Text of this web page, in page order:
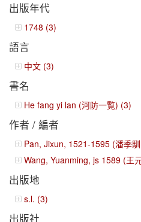
出版年代
1748 (3)
語言
中文 (3)
書名
He fang yi lan (河防一覧) (3)
作者 / 編者
Pan, Jixun, 1521-1595 (潘季
Wang, Yuanming, js 1589 (王
出版地
s.l. (3)
出版社